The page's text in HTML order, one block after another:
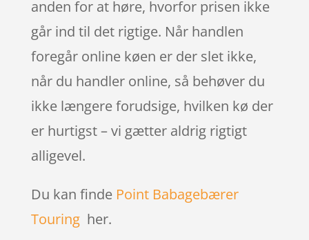
anden for at høre, hvorfor prisen ikke
går ind til det rigtige. Når handlen
foregår online køen er der slet ikke,
når du handler online, så behøver du
ikke længere forudsige, hvilken kø der
er hurtigst – vi gætter aldrig rigtigt
alligevel.
Du kan finde Point Babagebærer
Touringher.